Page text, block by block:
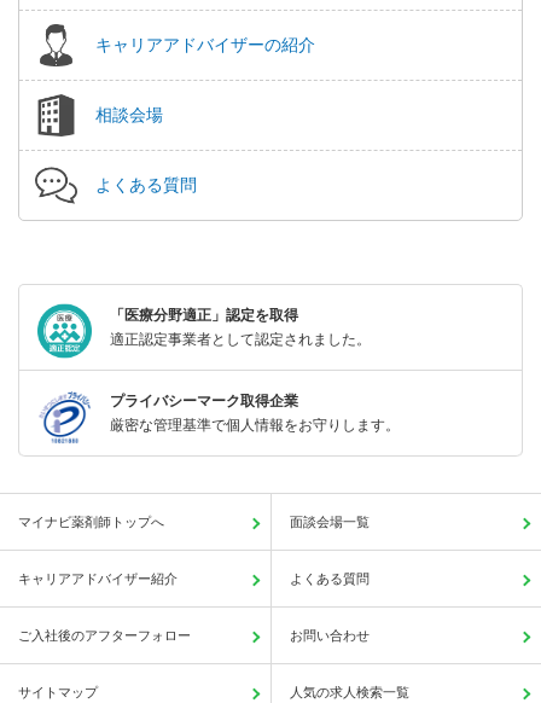
キャリアアドバイザーの紹介
相談会場
よくある質問
「医療分野適正」認定を取得
適正認定事業者として認定されました。
プライバシーマーク取得企業
厳密な管理基準で個人情報をお守りします。
マイナビ薬剤師トップへ 面談会場一覧
キャリアアドバイザー紹介 よくある質問
ご入社後のアフターフォロー お問い合わせ
サイトマップ 人気の求人検索一覧